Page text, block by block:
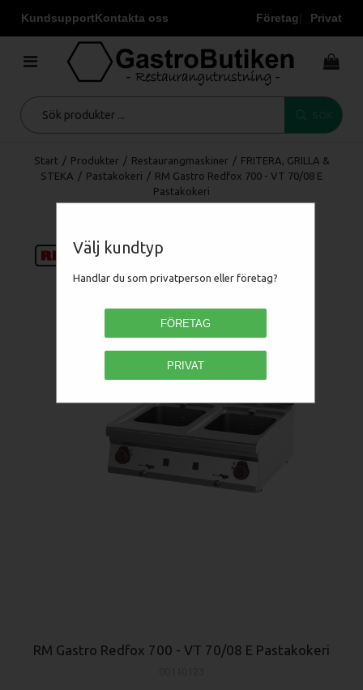
KundsupportKontakta oss Företag Privat
Välj kundtyp
Handlar du som privatperson eller företag?
FÖRETAG
PRIVAT
Start / Produkter / Restaurangmaskiner / FRITERA, GRILLA &
STEKA / Pastakokeri / RM Gastro Redfox 700 - VT 70/08 E
Pastakokeri
RM Gastro Redfox 700 - VT 70/08 E Pastakokeri